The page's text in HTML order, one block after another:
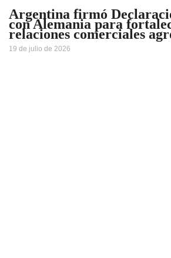
Argentina firmó
con Alemania para
relaciones comerciales
19 de julio de 2026